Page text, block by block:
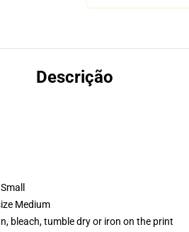
Descrição
Medium
bleach, tumble dry or iron on the print